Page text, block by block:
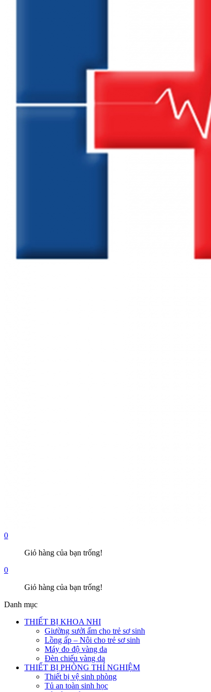
0
Giỏ hàng của bạn trống!
0
Giỏ hàng của bạn trống!
Danh mục
THIẾT BỊ KHOA NHI
Giường sưởi ấm cho trẻ sơ sinh
Lồng ấp – Nôi cho trẻ sơ sinh
Máy đo độ vàng da
Đèn chiếu vàng da
THIẾT BỊ PHÒNG THÍ NGHIỆM
Thiết bị vệ sinh phòng
Tủ an toàn sinh học